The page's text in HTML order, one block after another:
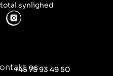
synlighed
os
+45 75 93 49 50